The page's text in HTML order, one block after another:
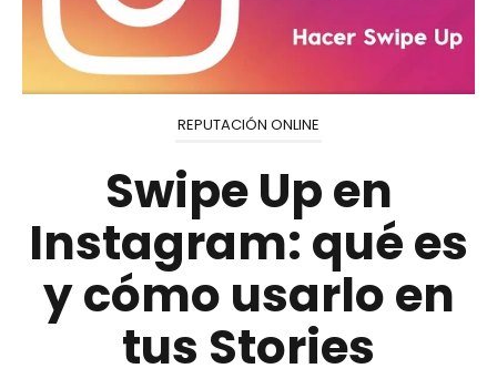
REPUTACIÓN ONLINE
Swipe Up en
Instagram: qué es
y cómo usarlo en
tus Stories